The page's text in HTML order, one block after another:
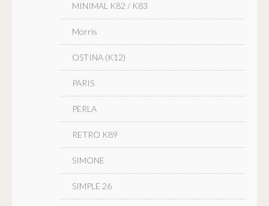
MINIMAL K82 / K83
Morris
OSTINA (K12)
PARIS
PERLA
RETRO K89
SIMONE
SIMPLE 26